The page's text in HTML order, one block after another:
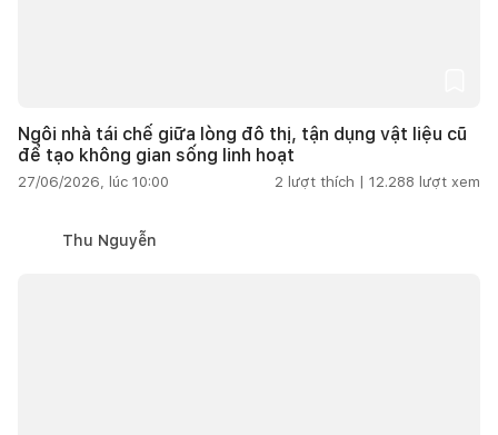
Ngôi nhà tái chế giữa lòng đô thị, tận dụng vật liệu cũ
để tạo không gian sống linh hoạt
27/06/2026, lúc 10:00 2 lượt thích | 12.288 lượt xem
Thu Nguyễn